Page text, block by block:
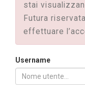
stai
Futura
effettuare
Username